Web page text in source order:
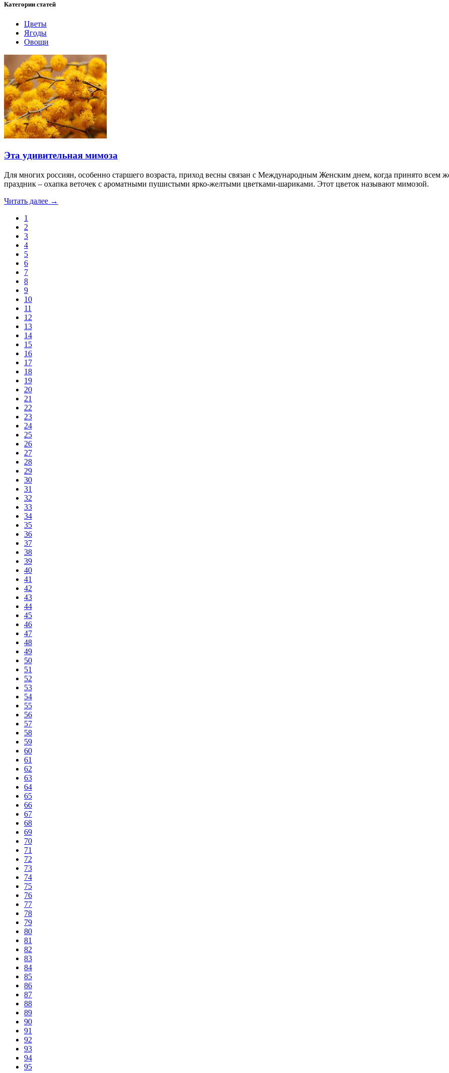
Категории статей
Цветы
Ягоды
Овощи
Эта удивительная мимоза
Для многих россиян, особенно старшего возраста, приход весны связан с Международным Женским днем, когда принято
праздник – охапка веточек с ароматными пушистыми ярко-желтыми цветками-шариками. Этот цветок называют мимозой.
Читать далее →
1
2
3
4
5
6
7
8
9
10
11
12
13
14
15
16
17
18
19
20
21
22
23
24
25
26
27
28
29
30
31
32
33
34
35
36
37
38
39
40
41
42
43
44
45
46
47
48
49
50
51
52
53
54
55
56
57
58
59
60
61
62
63
64
65
66
67
68
69
70
71
72
73
74
75
76
77
78
79
80
81
82
83
84
85
86
87
88
89
90
91
92
93
94
95